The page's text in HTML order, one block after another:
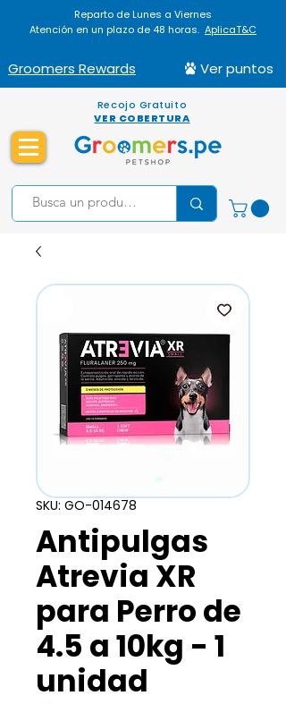
Reparto de Lunes a Viernes
Atención en un plazo de 48 horas. AplicaT&C
Groomers Rewards Ver puntos
Recojo Gratuito
VER COBERTURA
SKU: GO-014678
Antipulgas
Atrevia XR
para Perro de
4.5 a 10kg - 1
unidad